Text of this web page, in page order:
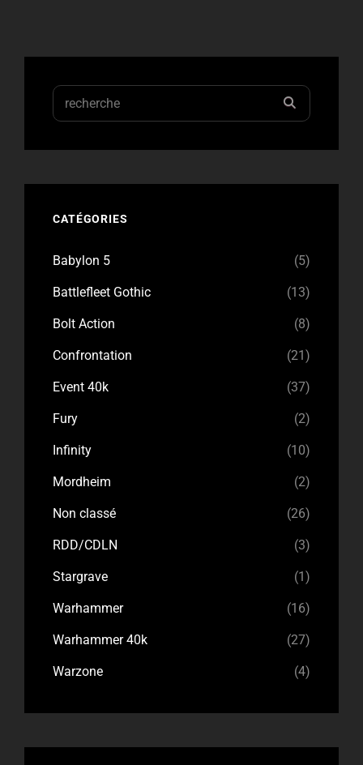
Search
for:
CATÉGORIES
Babylon 5 (5)
Battlefleet Gothic (13)
Bolt Action (8)
Confrontation (21)
Event 40k (37)
Fury (2)
Infinity (10)
Mordheim (2)
Non classé (26)
RDD/CDLN (3)
Stargrave (1)
Warhammer (16)
Warhammer 40k (27)
Warzone (4)